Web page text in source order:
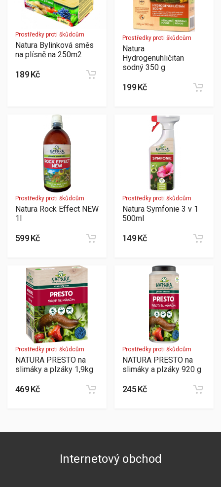
Prostředky proti škůdcům
Natura Bylinková směs
na plísně na 250m2
189 Kč
Prostředky proti škůdcům
Natura
Hydrogenuhličitan
sodný 350 g
199 Kč
Prostředky proti škůdcům
Natura Rock Effect NEW
1l
599 Kč
Prostředky proti škůdcům
Natura Symfonie 3 v 1
500ml
149 Kč
Prostředky proti škůdcům
NATURA PRESTO na
slimáky a plzáky 1,9kg
469 Kč
Prostředky proti škůdcům
NATURA PRESTO na
slimáky a plzáky 920 g
245 Kč
Internetový obchod